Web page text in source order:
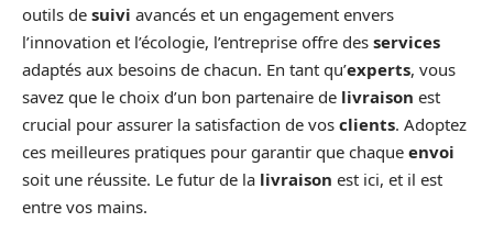
outils de suivi avancés et un engagement envers
l’innovation et l’écologie, l’entreprise offre des services
adaptés aux besoins de chacun. En tant qu’experts, vous
savez que le choix d’un bon partenaire de livraison est
crucial pour assurer la satisfaction de vos clients. Adoptez
ces meilleures pratiques pour garantir que chaque envoi
soit une réussite. Le futur de la livraison est ici, et il est
entre vos mains.